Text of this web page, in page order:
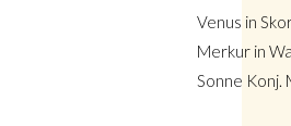
Venus in
Merkur in
Sonne Konj.